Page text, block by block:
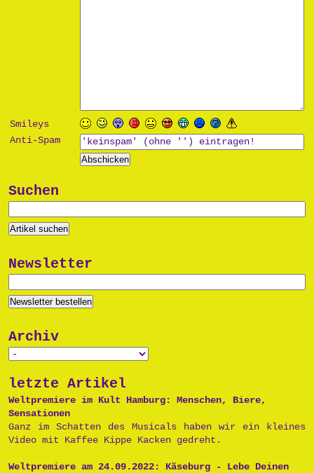
Smileys
Anti-Spam
Suchen
Newsletter
Archiv
letzte Artikel
Weltpremiere im Kult Hamburg: Menschen, Biere,
Sensationen
Ganz im Schatten des Musicals haben wir ein kleines
Video mit Kaffee Kippe Kacken gedreht.
Weltpremiere am 24.09.2022: Käseburg - Lebe Deinen